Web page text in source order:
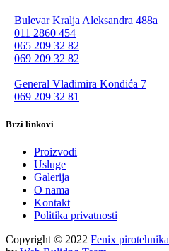
Bulevar Kralja Aleksandra 488a
011 2860 454
065 209 32 82
069 209 32 82
General Vladimira Kondića 7
069 209 32 81
Brzi linkovi
Proizvodi
Usluge
Galerija
O nama
Kontakt
Politika privatnosti
Copyright © 2022 Fenix pirotehnika